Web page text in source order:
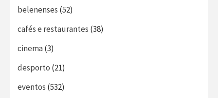
belenenses (52)
cafés e restaurantes (38)
cinema(3)
desporto (21)
eventos (532)